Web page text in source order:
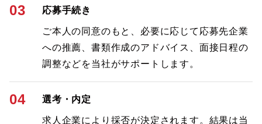
03 応募手続き
ご本人の同意のもと、必要に応じて応募先企業
への推薦、書類作成のアドバイス、面接日程の
調整などを当社がサポートします。
04 選考・内定
求人企業により採否が決定されます。結果は当